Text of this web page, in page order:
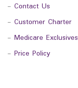
- Contact Us
- Customer Charter
- Medicare Exclusives
- Price Policy